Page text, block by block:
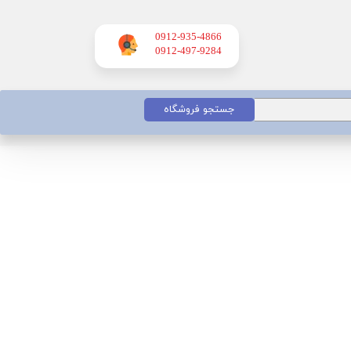
0912-935-4866
​​​​​​​0912-497-9284
جستجو فروشگاه